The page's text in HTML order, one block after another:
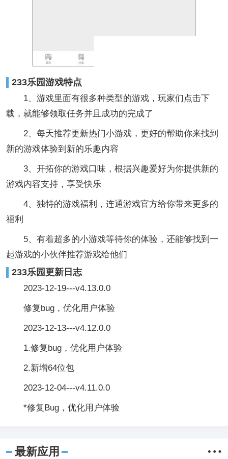
233乐园游戏特点
1、游戏里面有很多种类型的游戏，玩家们点击下
载，就能够领取任务并且成功的完成了
2、每天推荐更新热门小游戏，更好的帮助你来找到
新的游戏体验到新的乐趣内容
3、开拓你的游戏口味，根据兴趣爱好为你提供新的
游戏内容支持，享受快乐
4、独特的游戏福利，连通游戏官方给你带来更多的
福利
5、有着超多的小游戏等待你的体验，还能够找到一
起游戏的小伙伴推荐游戏给他们
233乐园更新日志
2023-12-19---v4.13.0.0
修复bug，优化用户体验
2023-12-13---v4.12.0.0
1.修复bug，优化用户体验
2.新增64位包
2023-12-04---v4.11.0.0
*修复Bug，优化用户体验
最新应用